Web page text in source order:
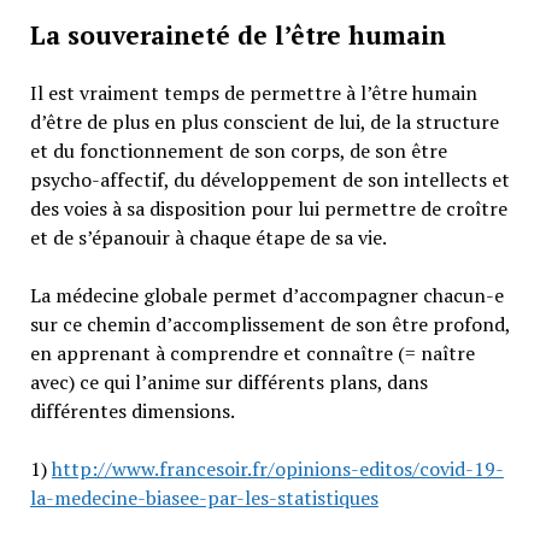
La souveraineté de l’être humain
Il est vraiment temps de permettre à l’être humain
d’être de plus en plus conscient de lui, de la structure
et du fonctionnement de son corps, de son être
psycho-affectif, du développement de son intellects et
des voies à sa disposition pour lui permettre de croître
et de s’épanouir à chaque étape de sa vie.
La médecine globale permet d’accompagner chacun-e
sur ce chemin d’accomplissement de son être profond,
en apprenant à comprendre et connaître (= naître
avec) ce qui l’anime sur différents plans, dans
différentes dimensions.
1)http://www.francesoir.fr/opinions-editos/covid-19-
la-medecine-biasee-par-les-statistiques